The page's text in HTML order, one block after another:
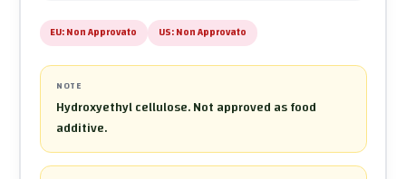
EU:Non Approvato US:Non Approvato
NOTE
Hydroxyethyl cellulose. Not approved as food
additive.